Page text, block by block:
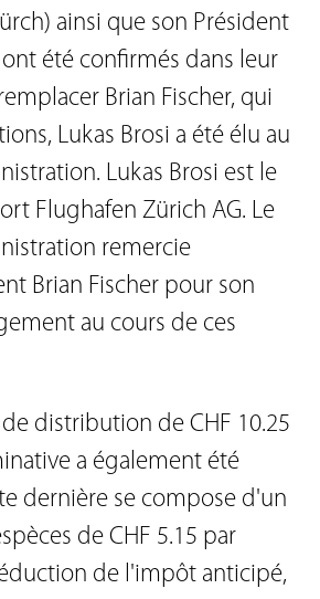
ainsi que son Président
ont été confirmés dans leur
Brian Fischer, qui
Lukas Brosi a été élu au
Lukas Brosi est le
Flughafen Zürich AG. Le
remercie
Brian Fischer pour son
au cours de ces
distribution de CHF 10.25
a également été
dernière se compose d'un
de CHF 5.15 par
de l'impôt anticipé,